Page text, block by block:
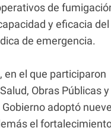
de
y eficacia
de emergencia.
en el que participaron
Obras Públicas
adoptó
el